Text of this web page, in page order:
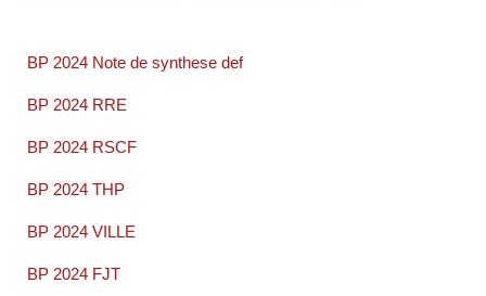
BP 2024 Note de synthese def
BP 2024 RRE
BP 2024 RSCF
BP 2024 THP
BP 2024 VILLE
BP 2024 FJT